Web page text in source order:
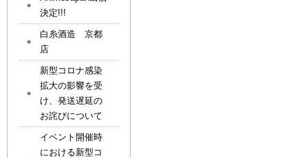
決定!!!
白糸酒造 京都
店
新型コロナ感染
拡大の影響を受
け、発送遅延の
お詫びについて
イベント開催時
における新型コ